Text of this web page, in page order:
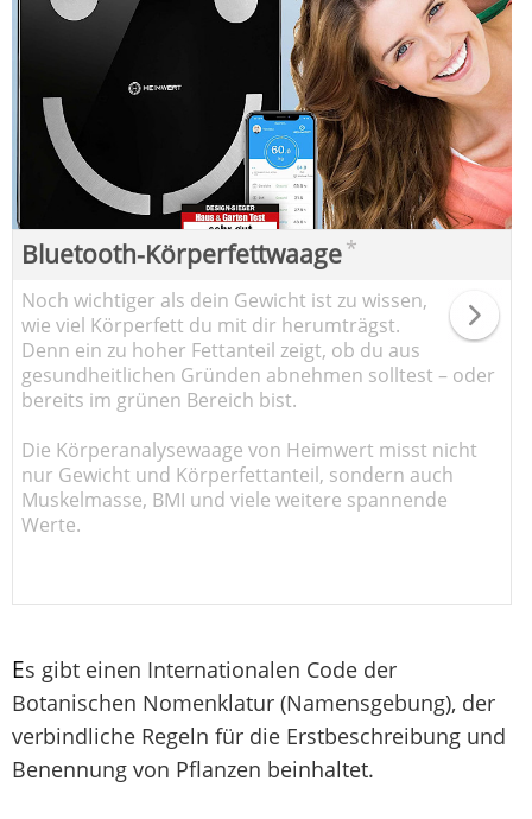
Bluetooth-Körperfettwaage*
Noch wichtiger als dein Gewicht ist zu wissen,
wie viel Körperfett du mit dir herumträgst.
Denn ein zu hoher Fettanteil zeigt, ob du aus
gesundheitlichen Gründen abnehmen solltest – oder
bereits im grünen Bereich bist.
Die Körperanalysewaage von Heimwert misst nicht
nur Gewicht und Körperfettanteil, sondern auch
Muskelmasse, BMI und viele weitere spannende
Werte.
Es gibt einen Internationalen Code der
Botanischen Nomenklatur (Namensgebung), der
verbindliche Regeln für die Erstbeschreibung und
Benennung von Pflanzen beinhaltet.